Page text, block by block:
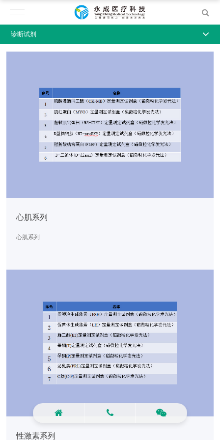
心肌系列
心肌系列
性激素系列
诊断试剂